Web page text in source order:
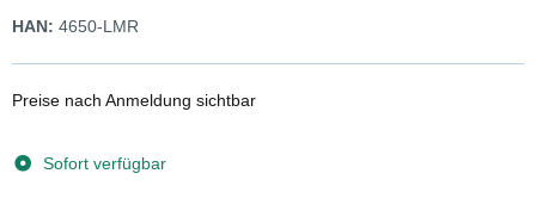
HAN: 4650-LMR
Preise nach Anmeldung sichtbar
Sofort verfügbar